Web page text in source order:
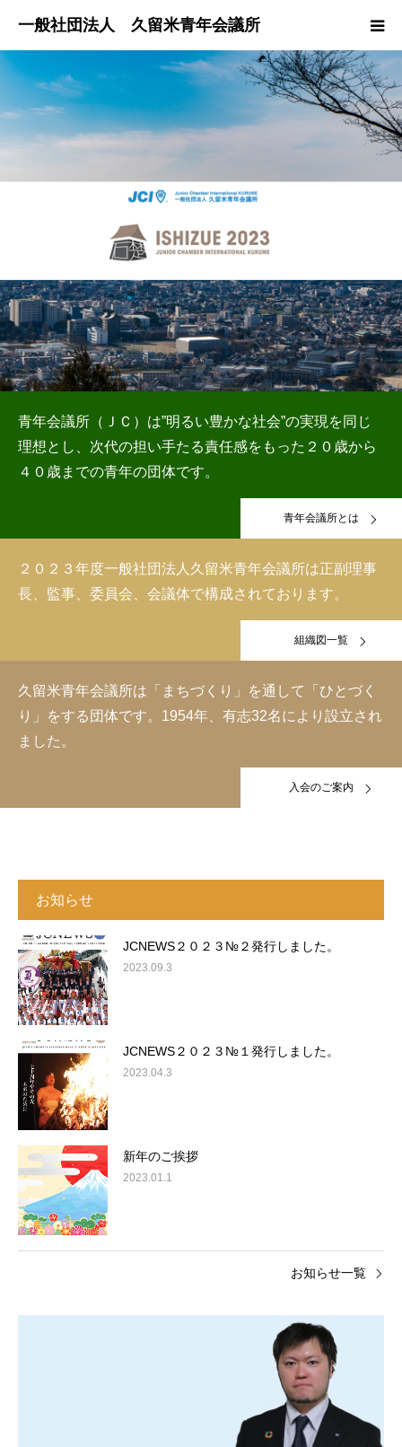
青年会議所（ＪＣ）は”明るい豊かな社会”の実現を同じ
理想とし、次代の担い手たる責任感をもった２０歳から
４０歳までの青年の団体です。
青年会議所とは
２０２３年度一般社団法人久留米青年会議所は正副理事
長、監事、委員会、会議体で構成されております。
組織図一覧
久留米青年会議所は「まちづくり」を通して「ひとづく
り」をする団体です。1954年、有志32名により設立され
ました。
入会のご案内
お知らせ
JCNEWS２０２３№２発行しました。
2023.09.3
JCNEWS２０２３№１発行しました。
2023.04.3
新年のご挨拶
2023.01.1
お知らせ一覧
HOME
組織案内
入会案内
お問合せ
会員専用